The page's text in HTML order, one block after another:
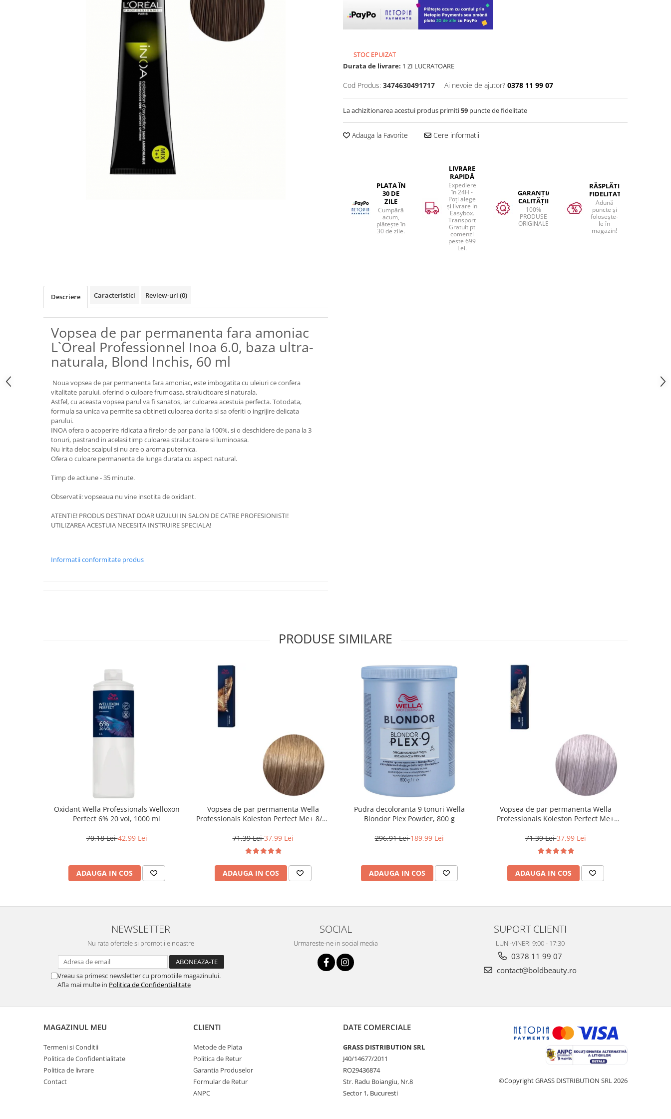
STOC EPUIZAT
Durata de livrare: 1 ZI LUCRATOARE
Cod Produs: 3474630491717 Ai nevoie de ajutor? 0378 11 99 07
La achizitionarea acestui produs primiti59 puncte de fidelitate
Adauga la Favorite Cere informatii
PLATA ÎN
30 DE
ZILE
Cumpără
acum,
plătește în
30 de zile.
LIVRARE
RAPIDĂ
Expediere
în 24H -
Poți alege
și livrare in
Easybox.
Transport
Gratuit pt
comenzi
peste 699
Lei.
GARANȚIA
CALITĂȚII
100%
PRODUSE
ORIGINALE
RĂSPLĂTIM
FIDELITATEA
Adună
puncte și
folosește-
le în
magazin!
Descriere Caracteristici Review-uri (0)
Vopsea de par permanenta fara amoniac
L`Oreal Professionnel Inoa 6.0, baza ultra-
naturala, Blond Inchis, 60 ml
Noua vopsea de par permanenta fara amoniac, este imbogatita cu uleiuri ce confera
vitalitate parului, oferind o culoare frumoasa, stralucitoare si naturala.
Astfel, cu aceasta vopsea parul va fi sanatos, iar culoarea acestuia perfecta. Totodata,
formula sa unica va permite sa obtineti culoarea dorita si sa oferiti o ingrijire delicata
parului.
INOA ofera o acoperire ridicata a firelor de par pana la 100%, si o deschidere de pana la 3
tonuri, pastrand in acelasi timp culoarea stralucitoare si luminoasa.
Nu irita deloc scalpul si nu are o aroma puternica.
Ofera o culoare permanenta de lunga durata cu aspect natural.
Timp de actiune - 35 minute.
Observatii: vopseaua nu vine insotita de oxidant.
ATENTIE! PRODUS DESTINAT DOAR UZULUI IN SALON DE CATRE PROFESIONISTI!
UTILIZAREA ACESTUIA NECESITA INSTRUIRE SPECIALA!
Informatii conformitate produs
PRODUSE SIMILARE
Oxidant Wella Professionals Welloxon
Perfect 6% 20 vol, 1000 ml
70,18 Lei42,99 Lei
ADAUGA IN COS
Vopsea de par permanenta Wella
Professionals Koleston Perfect Me+ 8/0 ,
71,39 Lei37,99 Lei
ADAUGA IN COS
Pudra decoloranta 9 tonuri Wella
Blondor Plex Powder, 800 g
296,91 Lei189,99 Lei
ADAUGA IN COS
Vopsea de par permanenta Wella
Professionals Koleston Perfect Me+
60 ml
71,39 Lei37,99 Lei
ADAUGA IN COS
NEWSLETTER
Nu rata ofertele si promotiile noastre
Vreau sa primesc newsletter cu promotiile magazinului.
Afla mai multe in Politica de Confidentialitate
SOCIAL
Urmareste-ne in social media
SUPORT CLIENTI
LUNI-VINERI 9:00 - 17:30
0378 11 99 07
contact@boldbeauty.ro
MAGAZINUL MEU
Termeni si Conditii
Politica de Confidentialitate
Politica de livrare
Contact
CLIENTI
Metode de Plata
Politica de Retur
Garantia Produselor
Formular de Retur
ANPC
DATE COMERCIALE
GRASS DISTRIBUTION SRL
J40/14677/2011
RO29436874
Str. Radu Boiangiu, Nr.8
Sector 1, Bucuresti
©Copyright GRASS DISTRIBUTION SRL 2026